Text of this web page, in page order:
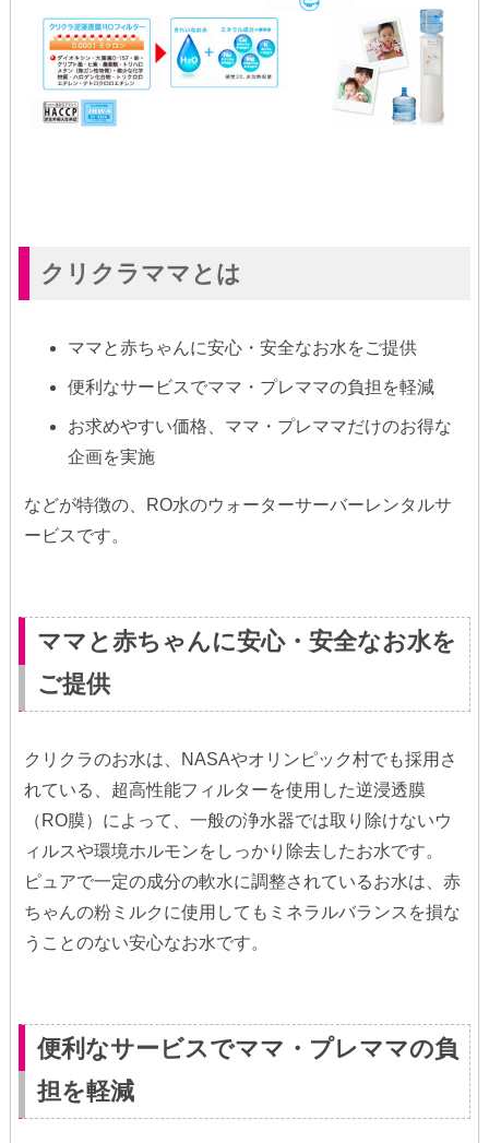
クリクラママとは
ママと赤ちゃんに安心・安全なお水をご提供
便利なサービスでママ・プレママの負担を軽減
お求めやすい価格、ママ・プレママだけのお得な
企画を実施
などが特徴の、RO水のウォーターサーバーレンタルサ
ービスです。
ママと赤ちゃんに安心・安全なお水を
ご提供
クリクラのお水は、NASAやオリンピック村でも採用さ
れている、超高性能フィルターを使用した逆浸透膜
（RO膜）によって、一般の浄水器では取り除けないウ
ィルスや環境ホルモンをしっかり除去したお水です。
ピュアで一定の成分の軟水に調整されているお水は、赤
ちゃんの粉ミルクに使用してもミネラルバランスを損な
うことのない安心なお水です。
便利なサービスでママ・プレママの負
担を軽減